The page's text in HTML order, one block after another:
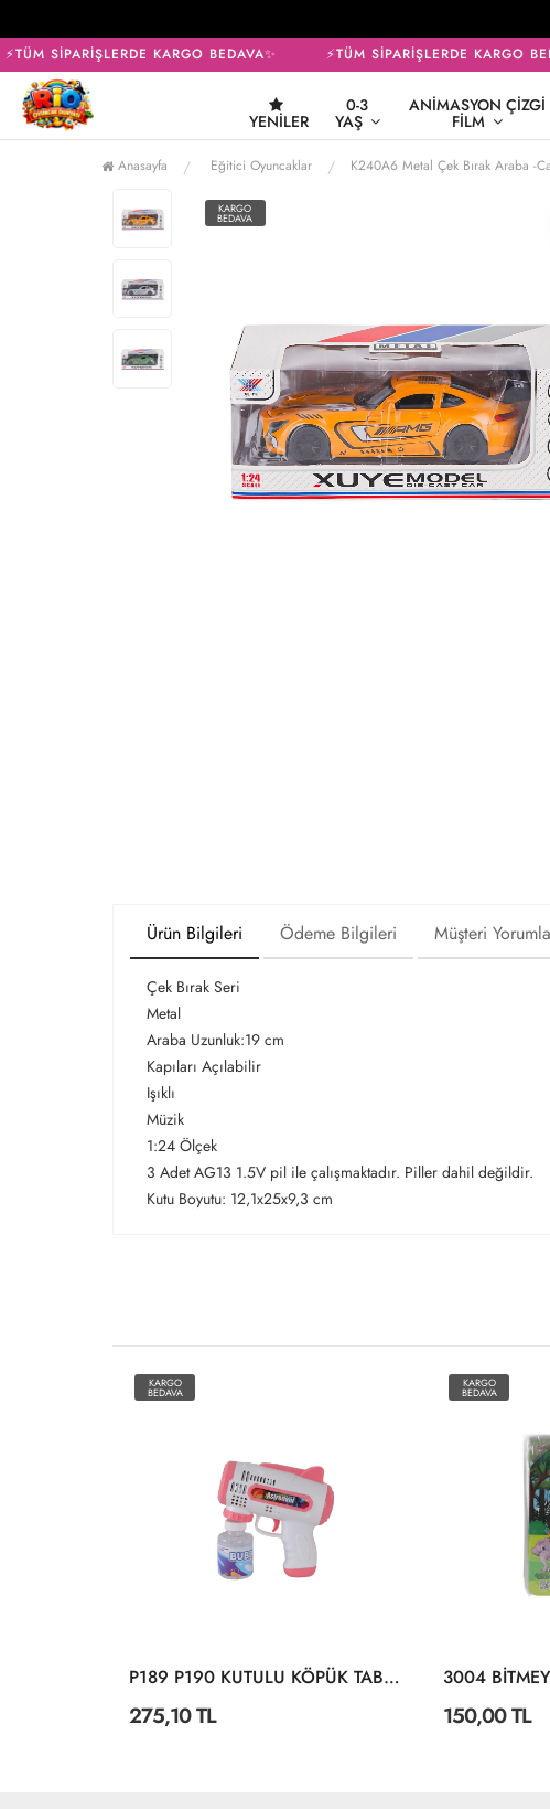
SİPARİŞLERDE KARGO BEDAVA✨ ⚡TÜM SİPARİŞLERDE KARGO
YENILER
0-3
YAŞ
ANIMASYON ÇIZGI
FILM
Anasayfa Eğitici Oyuncaklar K240A6 Metal Çek Bırak Araba -
KARGO
BEDAVA
Ürün Bilgileri Ödeme Bilgileri Müşteri
Çek Bırak Seri
Metal
Araba Uzunluk:19 cm
Kapıları Açılabilir
Işıklı
Müzik
1:24 Ölçek
3 Adet AG13 1.5V pil ile çalışmaktadır. Piller dahil değildir.
Kutu Boyutu: 12,1x25x9,3 cm
KARGO
BEDAVA
P189 P190 KUTULU KÖPÜK TABANCA
275,10 TL
KARGO
BEDAVA
150,00 TL